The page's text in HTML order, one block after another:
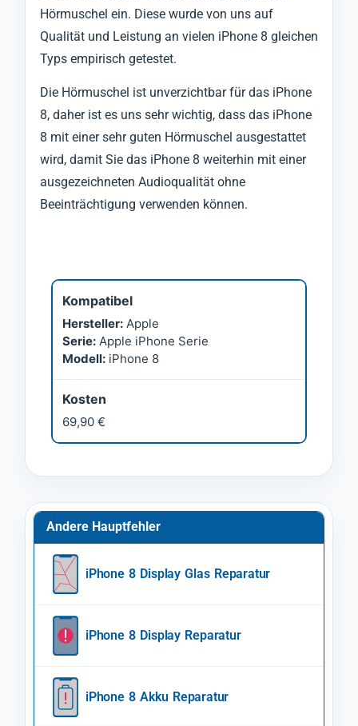
Hörmuschel ein. Diese wurde von uns auf
Qualität und Leistung an vielen iPhone 8 gleichen
Typs empirisch getestet.
Die Hörmuschel ist unverzichtbar für das iPhone
8, daher ist es uns sehr wichtig, dass das iPhone
8 mit einer sehr guten Hörmuschel ausgestattet
wird, damit Sie das iPhone 8 weiterhin mit einer
ausgezeichneten Audioqualität ohne
Beeinträchtigung verwenden können.
Kompatibel
Hersteller: Apple
Serie: Apple iPhone Serie
Modell: iPhone 8
Kosten
69,90 €
Andere Hauptfehler
iPhone 8 Display Glas Reparatur
iPhone 8 Display Reparatur
iPhone 8 Akku Reparatur